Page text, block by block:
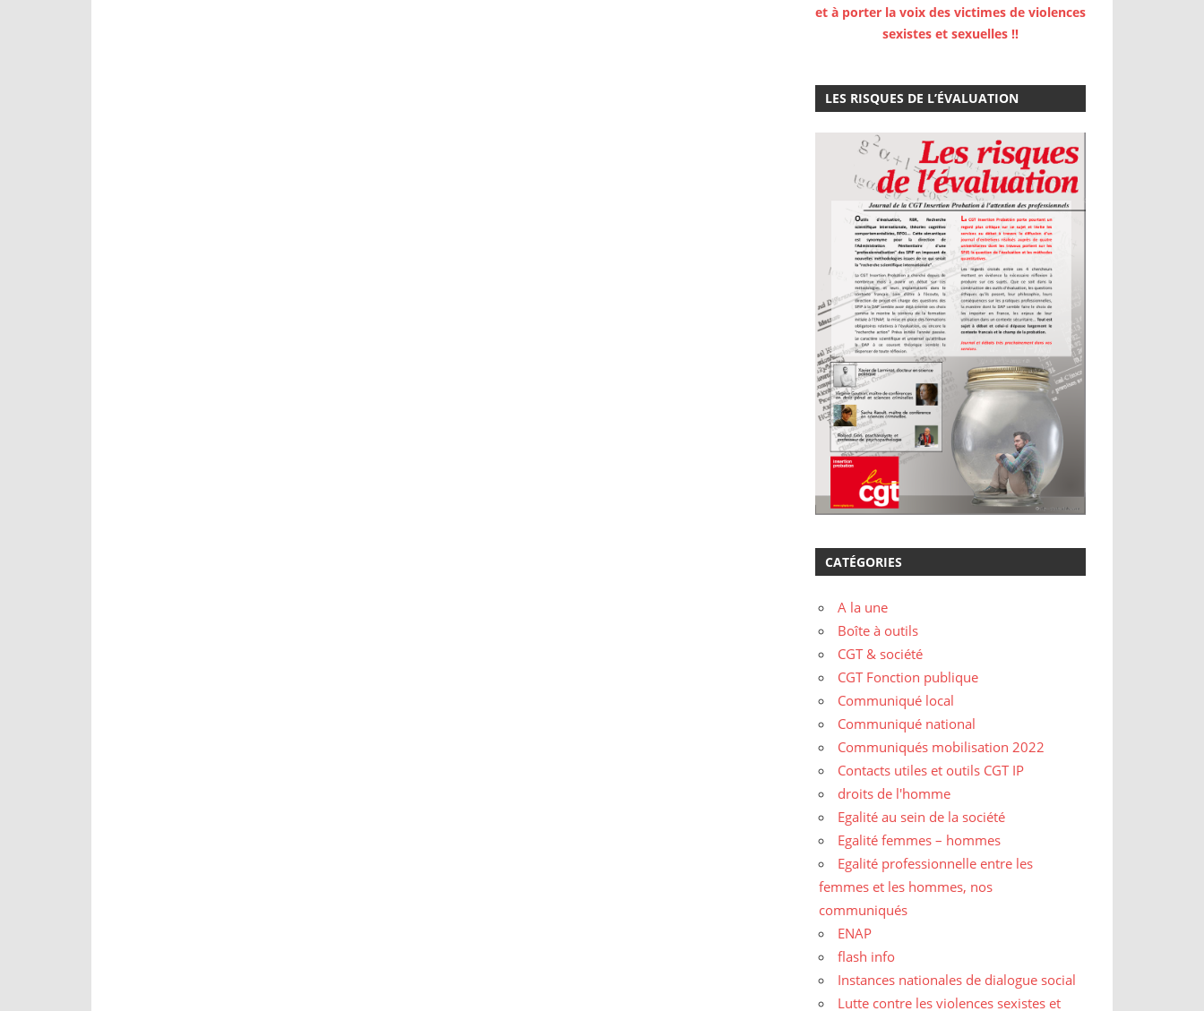
et à porter la voix des victimes de violences
sexistes et sexuelles !!
LES RISQUES DE L’ÉVALUATION
CATÉGORIES
A la une
Boîte à outils
CGT & société
CGT Fonction publique
Communiqué local
Communiqué national
Communiqués mobilisation 2022
Contacts utiles et outils CGT IP
droits de l'homme
Egalité au sein de la société
Egalité femmes – hommes
Egalité professionnelle entre les
femmes et les hommes, nos
communiqués
ENAP
flash info
Instances nationales de dialogue social
Lutte contre les violences sexistes et